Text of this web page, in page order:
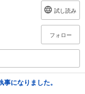
試し読み
フォロー
になりました。